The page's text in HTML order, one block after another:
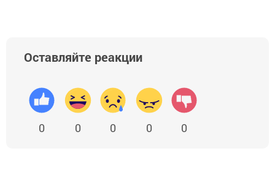
Оставляйте реакции
0 0 0 0 0